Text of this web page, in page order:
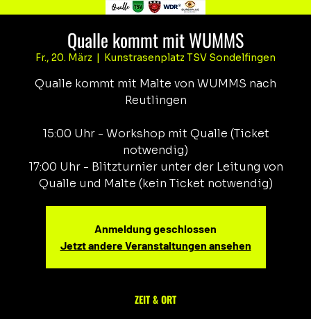
Qualle kommt mit WUMMS
Fr., 20. März
  |
Kunstrasenplatz TSV Sondelfingen
Qualle kommt mit Malte von WUMMS nach
Reutlingen
15:00 Uhr - Workshop mit Qualle (Ticket
notwendig)
17:00 Uhr - Blitzturnier unter der Leitung von
Anmeldung geschlossen
Jetzt andere Veranstaltungen ansehen
ZEIT & ORT